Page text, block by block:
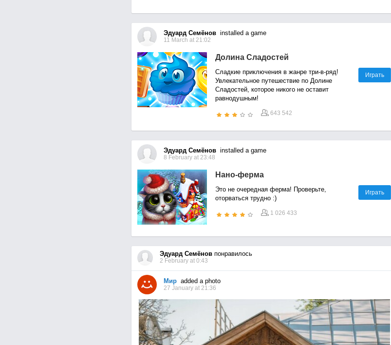
Эдуард Семёновinstalled a game
11 March at 21:02
Долина Сладостей
Сладкие приключения в жанре три-в-ряд!
Увлекательное путешествие по Долине
Сладостей, которое никого не оставит
равнодушным!
643 542
Играть
Эдуард Семёновinstalled a game
8 February at 23:48
Нано-ферма
Это не очередная ферма! Проверьте,
оторваться трудно :)
1 026 433
Играть
Эдуард Семёновпонравилось
2 February at 0:43
Мирadded a photo
27 January at 21:36